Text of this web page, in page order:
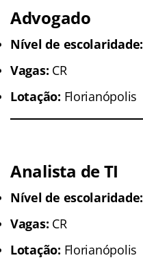
Advogado
Nível de escolaridade:
Vagas: CR
Lotação: Florianópolis
Analista de TI
Nível de escolaridade:
Vagas: CR
Lotação: Florianópolis